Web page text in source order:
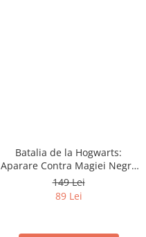
Batalia de la Hogwarts:
Aparare Contra Magiei Negre
(RO)
149 Lei
89 Lei